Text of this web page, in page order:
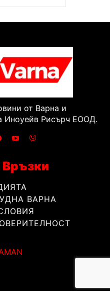
от Варна и
Иноуейв Рисърч ЕООД.
Връзки
ВАРНА